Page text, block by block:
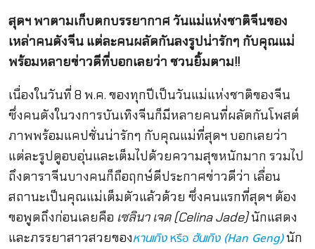
สุดฯ พาตามเก็บตกบรรยากาศ วันแม่แห่งชาติจีนของ
เหล่าคนดังจีน แต่ละคนผลัดกันลงรูปน่ารักๆ กับคุณแม่
พร้อมหลายข่าวดีที่บอกเลยว่า ชวนยิ้มตาม!!
เนื่องในวันที่ 8 พ.ค. ของทุกปีเป็นวันแม่แห่งชาติของจีน
ซึ่งคนดังในวงการบันเทิงจีนก็มีหลายคนที่ผลัดกันโพสต์
ภาพพร้อมแคปชั่นน่ารักๆ กับคุณแม่ที่สุดฯ บอกเลยว่า
แต่ละรูปดูอบอุ่นและเต็มไปด้วยความสุขหนักมาก รวมไป
ถึงดาราจีนบางคนก็ถือฤกษ์ดีประกาศข่าวดีว่า เลื่อน
สถานะเป็นคุณแม่เต็มตัวแล้วด้วย ซึ่งคนแรกที่สุดฯ ต้อง
ขอพูดถึงก่อนเลยคือ เซลินา เจด (Celina Jade)นักแสดง
และภรรยาสาวสวยของหานเกิงหรือ ฮันเกิง (Han Geng)นัก